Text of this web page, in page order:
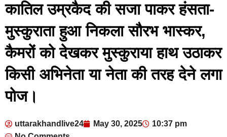
कातिल उम्रकैद की सजा पाकर हंसता-
मुस्कुराता हुआ निकला सौरभ भास्कर,
कैमरों को देखकर मुस्कुराया हाथ उठाकर
किसी अभिनेता या नेता की तरह देने लगा
पोज।
uttarakhandlive24 May 30, 2025
10:37 pm